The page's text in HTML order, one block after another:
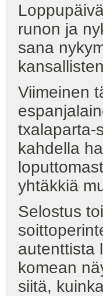
runon ja
sana
Viimeinen
txalaparta-
kahdella
yhtäkkiä
Selostus
autenttista
komean
siitä,